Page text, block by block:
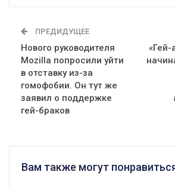
ПРЕДИДУЩЕЕ
Нового руководителя
Mozilla попросили уйти
в отставку из-за
гомофобии. Он тут же
заявил о поддержке
гей-браков
«Гей-
Вам также могут